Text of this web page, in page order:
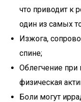
что приводит к
один из самых
Изжога,
спине;
Облегчение при
физическая
Боли могут